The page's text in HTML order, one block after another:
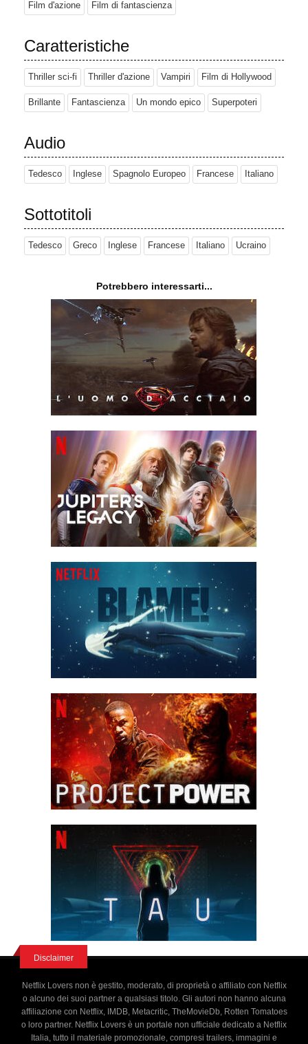
Film d'azione Film di fantascienza
Caratteristiche
Thriller sci-fi Thriller d'azione Vampiri Film di Hollywood
Brillante Fantascienza Un mondo epico Superpoteri
Audio
Tedesco Inglese Spagnolo Europeo Francese Italiano
Sottotitoli
Tedesco Greco Inglese Francese Italiano Ucraino
Potrebbero interessarti...
Disclaimer
Netflix Lovers non è gestito, moderato, di proprietà o affiliato con Netflix
o alcuno dei suoi partner a qualsiasi titolo. Gli autori non hanno alcuna
affiliazione con Netflix, IMDB, Metacritic, TheMovieDb, Rotten Tomatoes
o loro partner. Netflix Lovers è un portale non ufficiale dedicato a Netflix
Italia, tutto il materiale promozionale, compresi trailers, immagini e